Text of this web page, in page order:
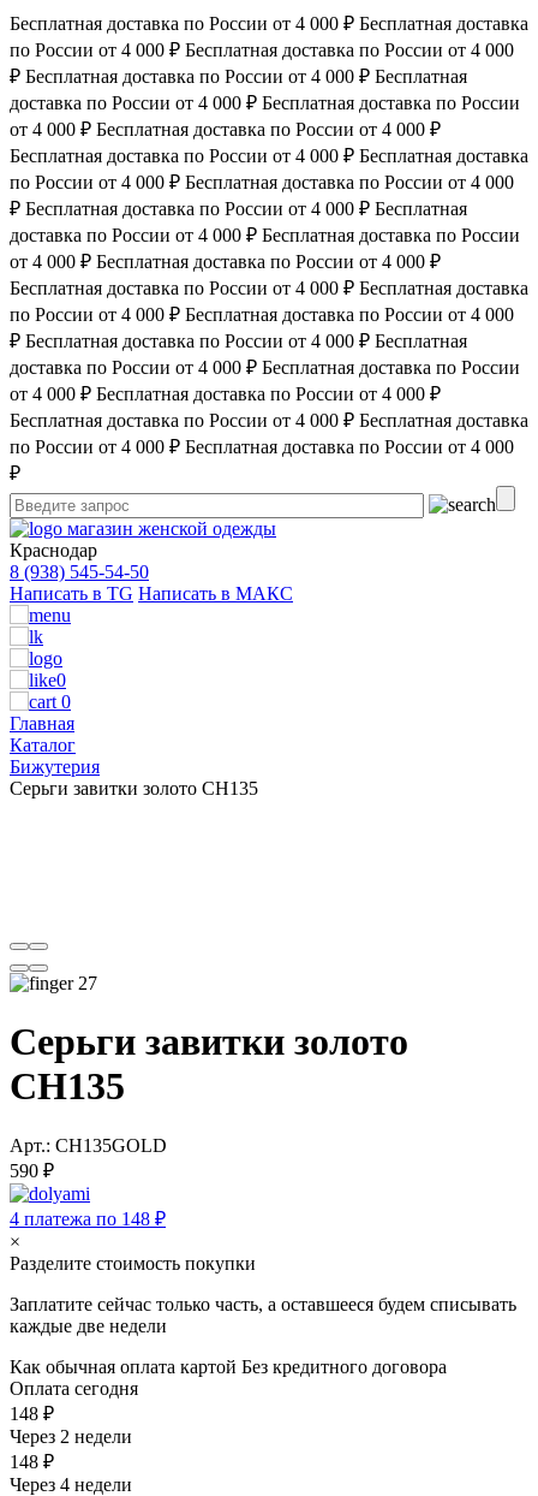
Бесплатная доставка по России от 4 000 ₽ Бесплатная доставка
по России от 4 000 ₽ Бесплатная доставка по России от 4 000
₽ Бесплатная доставка по России от 4 000 ₽ Бесплатная
доставка по России от 4 000 ₽ Бесплатная доставка по России
от 4 000 ₽ Бесплатная доставка по России от 4 000 ₽
Бесплатная доставка по России от 4 000 ₽ Бесплатная доставка
по России от 4 000 ₽ Бесплатная доставка по России от 4 000
₽ Бесплатная доставка по России от 4 000 ₽ Бесплатная
доставка по России от 4 000 ₽ Бесплатная доставка по России
от 4 000 ₽ Бесплатная доставка по России от 4 000 ₽
Бесплатная доставка по России от 4 000 ₽ Бесплатная доставка
по России от 4 000 ₽ Бесплатная доставка по России от 4 000
₽ Бесплатная доставка по России от 4 000 ₽ Бесплатная
доставка по России от 4 000 ₽ Бесплатная доставка по России
от 4 000 ₽ Бесплатная доставка по России от 4 000 ₽
Бесплатная доставка по России от 4 000 ₽ Бесплатная доставка
по России от 4 000 ₽ Бесплатная доставка по России от 4 000
₽
магазин женской одежды
Краснодар
8 (938) 545-54-50
Написать в TG Написать в МАКС
0
0
Главная
Каталог
Бижутерия
Серьги завитки золото CH135
27
Серьги завитки золото
CH135
Арт.: CH135GOLD
590 ₽
4 платежа по 148 ₽
×
Разделите стоимость покупки
Заплатите сейчас только часть, а оставшееся будем списывать
каждые две недели
Как обычная оплата картой Без кредитного договора
Оплата сегодня
148 ₽
Через 2 недели
148 ₽
Через 4 недели